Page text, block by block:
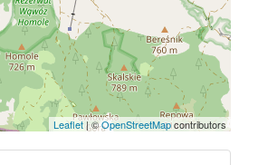
Leaflet|©OpenStreetMapcontributors